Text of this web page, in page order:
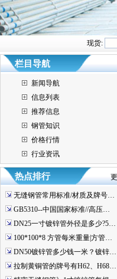
现货:
栏目导航
新闻导航
信息列表
推荐信息
钢管知识
价格行情
行业资讯
热点排行
无缝钢管常用标准/材质及牌号…
GB5310--中国国家标准//高压…
DN25一寸镀锌管外径是多少?5…
100*100*8 方管每米重量|方管…
DN50镀锌管多少钱一米？镀锌…
拉制黄铜管的牌号有H62、H68…